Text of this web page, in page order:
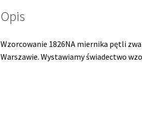
Opis
Wzorcowanie 1826NA miernika pętli
Warszawie. Wystawiamy świadectwo